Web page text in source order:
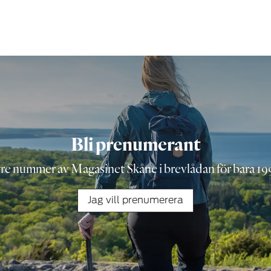
Bli prenumerant
nummer av Magasinet Skåne i brevlådan för bara
Jag vill prenumerera